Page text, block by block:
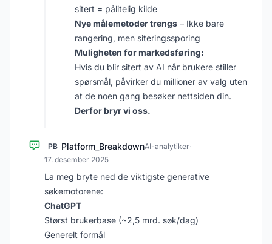
sitert = pålitelig kilde
Nye målemetoder trengs – Ikke bare
rangering, men siteringssporing
Muligheten for markedsføring:
Hvis du blir sitert av AI når brukere stiller
spørsmål, påvirker du millioner av valg uten
at de noen gang besøker nettsiden din.
Derfor bryr vi oss.
PB Platform_BreakdownAI-analytiker·
17. desember 2025
La meg bryte ned de viktigste generative
søkemotorene:
ChatGPT
Størst brukerbase (~2,5 mrd. søk/dag)
Generelt formål